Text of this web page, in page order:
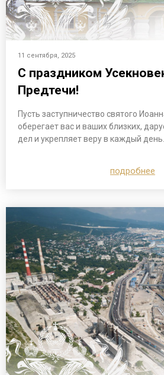
11 сентября, 2025
С праздником
Предтечи!
Пусть заступничество святого
оберегает вас и ваших близких,
дел и укрепляет веру в каждый день.
подробнее